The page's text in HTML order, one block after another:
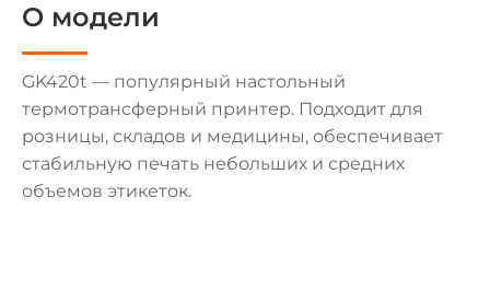
О модели
GK420t — популярный настольный
термотрансферный принтер. Подходит для
розницы, складов и медицины, обеспечивает
стабильную печать небольших и средних
объемов этикеток.